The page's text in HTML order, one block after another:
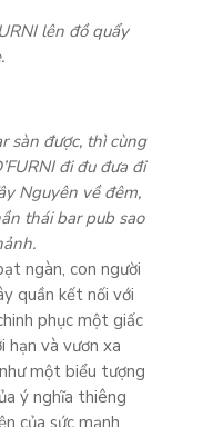
lên đồ quẩy
sàn được, thì cùng
đi đu đưa đi
Nguyên về đêm,
thái bar pub sao
ngàn, con người
quần kết nối với
phục một giấc
hạn và vươn xa
một biểu tượng
ý nghĩa thiêng
của sức mạnh